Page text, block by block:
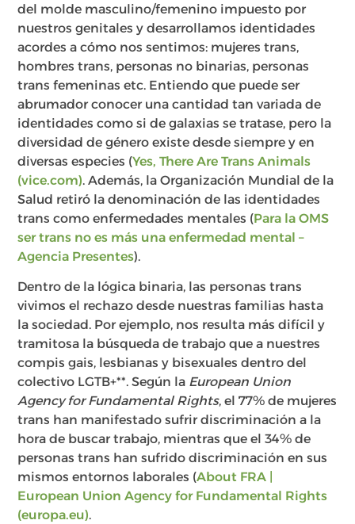
del molde masculino/femenino impuesto por
nuestros genitales y desarrollamos identidades
acordes a cómo nos sentimos: mujeres trans,
hombres trans, personas no binarias, personas
trans femeninas etc. Entiendo que puede ser
abrumador conocer una cantidad tan variada de
identidades como si de galaxias se tratase, pero la
diversidad de género existe desde siempre y en
diversas especies (Yes, There Are Trans Animals
(vice.com). Además, la Organización Mundial de la
Salud retiró la denominación de las identidades
trans como enfermedades mentales (Para la OMS
ser trans no es más una enfermedad mental –
Agencia Presentes).
Dentro de la lógica binaria, las personas trans
vivimos el rechazo desde nuestras familias hasta
la sociedad. Por ejemplo, nos resulta más difícil y
tramitosa la búsqueda de trabajo que a nuestres
compis gais, lesbianas y bisexuales dentro del
colectivo LGTB+**. Según la European Union
Agency for Fundamental Rights, el 77% de mujeres
trans han manifestado sufrir discriminación a la
hora de buscar trabajo, mientras que el 34% de
personas trans han sufrido discriminación en sus
mismos entornos laborales (About FRA |
European Union Agency for Fundamental Rights
(europa.eu).